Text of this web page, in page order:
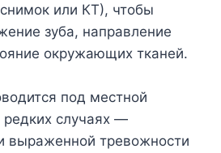
или КТ), чтобы
зуба, направление
окружающих тканей.
под местной
редких случаях —
выраженной тревожности